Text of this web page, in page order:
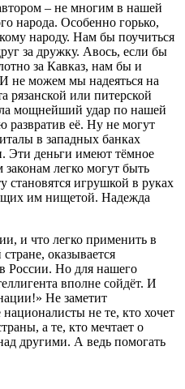
– не многим в нашей
народа. Особенно горько,
народу. Нам бы поучиться
за дружку. Авось, если бы
за Кавказ, нам бы и
не можем мы надеяться на
рязанской или питерской
мощнейший удар по нашей
развратив её. Ну не могут
в западных банках
Эти деньги имеют тёмное
легко могут быть
становятся игрушкой в руках
им нищетой. Надежда
и что легко применить в
оказывается
России. Но для нашего
вполне сойдёт. И
Не заметит
не те, кто хочет
а те, кто мечтает о
другими. А ведь помогать